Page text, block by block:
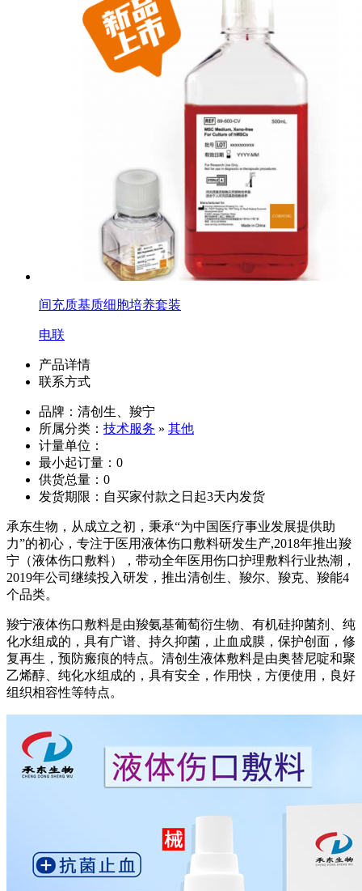
间充质基质细胞培养套装
电联
产品详情
联系方式
品牌：清创生、羧宁
所属分类： 技术服务 » 其他
计量单位：
最小起订量：0
供货总量：0
发货期限：自买家付款之日起3天内发货
承东生物，从成立之初，秉承“为中国医疗事业发展提供助
力”的初心，专注于医用液体伤口敷料研发生产,2018年推出羧
宁（液体伤口敷料），带动全年医用伤口护理敷料行业热潮，
2019年公司继续投入研发，推出清创生、羧尔、羧克、羧能4
个品类。
羧宁液体伤口敷料是由羧氨基葡萄衍生物、有机硅抑菌剂、纯
化水组成的，具有广谱、持久抑菌，止血成膜，保护创面，修
复再生，预防瘢痕的特点。清创生液体敷料是由奥替尼啶和聚
乙烯醇、纯化水组成的，具有安全，作用快，方便使用，良好
组织相容性等特点。